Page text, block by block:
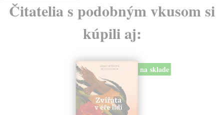
Čitatelia s podobným vkusom si
kúpili aj:
na sklade